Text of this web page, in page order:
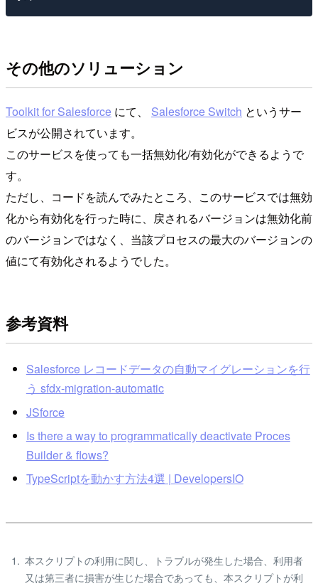
その他のソリューション
Toolkit for Salesforce にて、 Salesforce Switch というサー
ビスが公開されています。
このサービスを使っても一括無効化/有効化ができるようで
す。
ただし、コードを読んでみたところ、このサービスでは無効
化から有効化を行った時に、戻されるバージョンは無効化前
のバージョンではなく、当該プロセスの最大のバージョンの
値にて有効化されるようでした。
参考資料
Salesforce レコードデータの自動マイグレーションを行
う sfdx-migration-automatic
JSforce
Is there a way to programmatically deactivate Proces
Builder & flows?
TypeScriptを動かす方法4選 | DevelopersIO
本スクリプトの利用に関し、トラブルが発生した場合、利用者
又は第三者に損害が生じた場合であっても、本スクリプトが利